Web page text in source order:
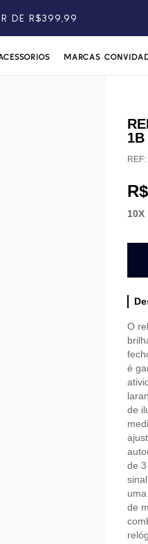
DE R$399,99
MARCAS
1B
REF:
10X
O
é
de
de
de